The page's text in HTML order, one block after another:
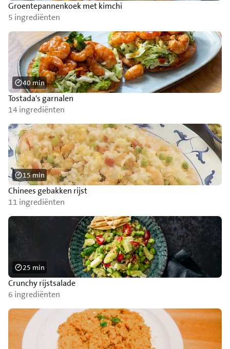
Groentepannenkoek met kimchi
5 ingrediënten
Tostada's garnalen
14 ingrediënten
40 min
Chinees gebakken rijst
11 ingrediënten
15 min
Crunchy rijstsalade
6 ingrediënten
25 min